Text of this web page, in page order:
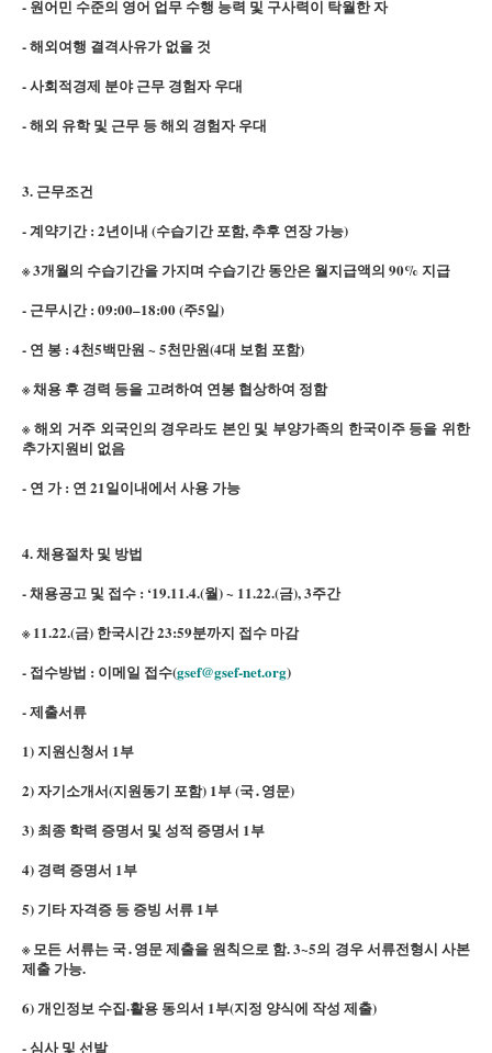
- 원어민 수준의 영어 업무 수행 능력 및 구사력이 탁월한 자
- 해외여행 결격사유가 없을 것
- 사회적경제 분야 근무 경험자 우대
- 해외 유학 및 근무 등 해외 경험자 우대
3. 근무조건
- 계약기간 : 2년이내 (수습기간 포함, 추후 연장 가능)
※ 3개월의 수습기간을 가지며 수습기간 동안은 월지급액의 90% 지급
- 근무시간 : 09:00–18:00 (주5일)
- 연 봉 : 4천5백만원 ~ 5천만원(4대 보험 포함)
※ 채용 후 경력 등을 고려하여 연봉 협상하여 정함
※ 해외 거주 외국인의 경우라도 본인 및 부양가족의 한국이주 등을 위한
추가지원비 없음
- 연 가 : 연 21일이내에서 사용 가능
4. 채용절차 및 방법
- 채용공고 및 접수 : ‘19.11.4.(월) ~ 11.22.(금), 3주간
※ 11.22.(금) 한국시간 23:59분까지 접수 마감
- 접수방법 : 이메일 접수(gsef@gsef-net.org)
- 제출서류
1) 지원신청서 1부
2) 자기소개서(지원동기 포함) 1부 (국․영문)
3) 최종 학력 증명서 및 성적 증명서 1부
4) 경력 증명서 1부
5) 기타 자격증 등 증빙 서류 1부
※ 모든 서류는 국․영문 제출을 원칙으로 함. 3~5의 경우 서류전형시 사본
제출 가능.
6) 개인정보 수집·활용 동의서 1부(지정 양식에 작성 제출)
- 심사 및 선발